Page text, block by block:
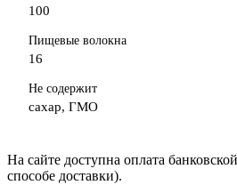
100
Пищевые волокна
16
Не содержит
сахар, ГМО
На сайте доступна оплата
способе доставки).